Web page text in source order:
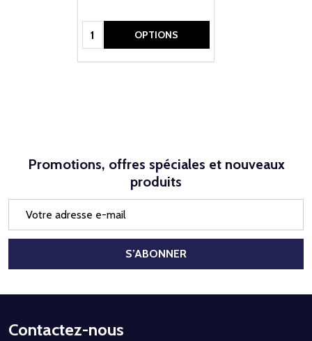
Quantité: OPTIONS
Promotions, offres spéciales et nouveaux
produits
mail
S’ABONNER
Début
Contactez-nous